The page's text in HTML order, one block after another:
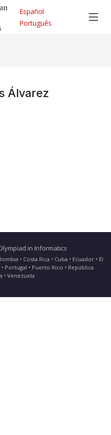
Español
Português
Álvarez
in Informatics
• Costa Rica • Cuba • Ecuador • El
Portugal • Puerto Rico • República
• Venezuela